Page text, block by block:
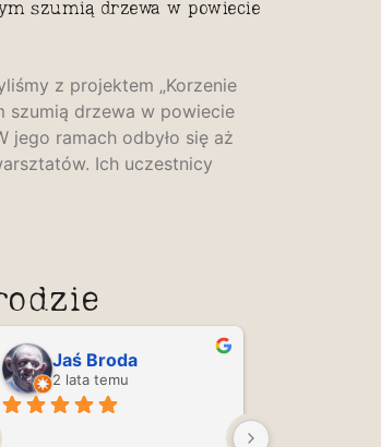
szumią drzewa w powiecie
z projektem „Korzenie
szumią drzewa w powiecie
jego ramach odbyło się aż
Ich uczestnicy
Jaś Broda
2 lata temu